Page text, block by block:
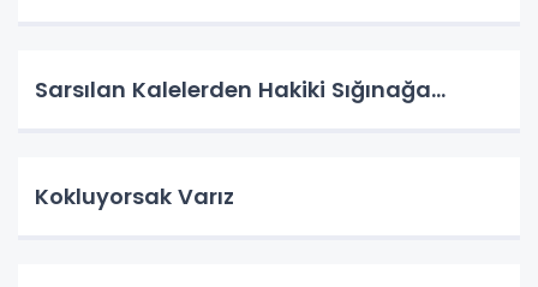
Sarsılan Kalelerden Hakiki Sığınağa...
Kokluyorsak Varız